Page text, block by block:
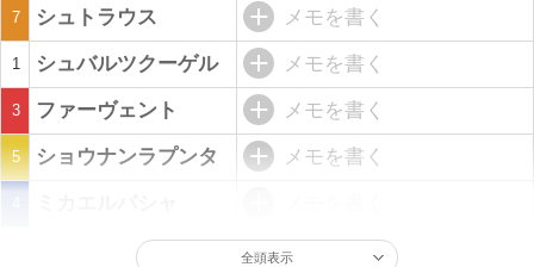
7 シュトラウス メモを書く
1 シュバルツクーゲル メモを書く
3 ファーヴェント メモを書く
5 ショウナンラプンタ メモを書く
全頭表示